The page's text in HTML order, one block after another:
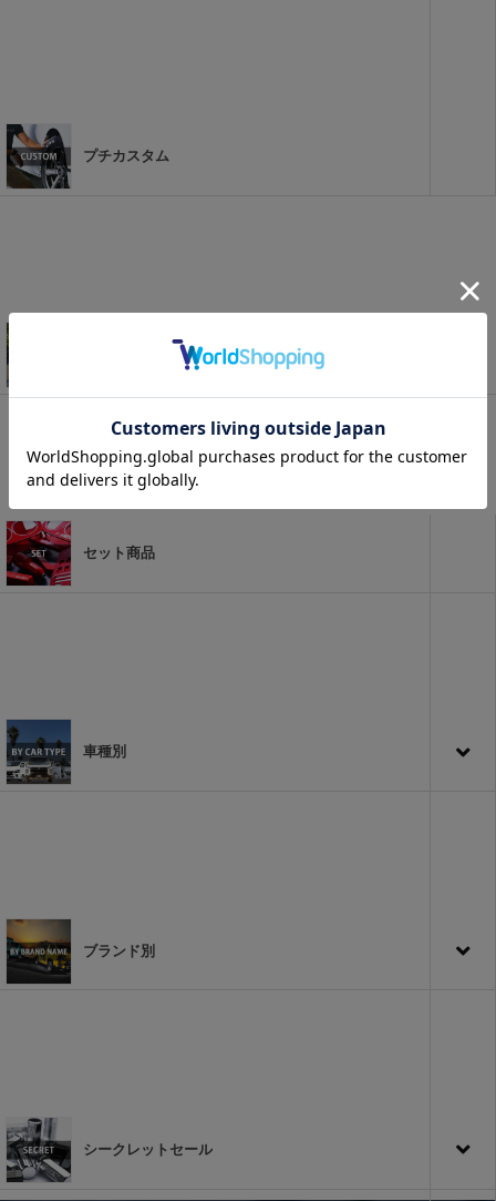
プチカスタム
アウトドアパーツ特集
セット商品
車種別
ブランド別
シークレットセール